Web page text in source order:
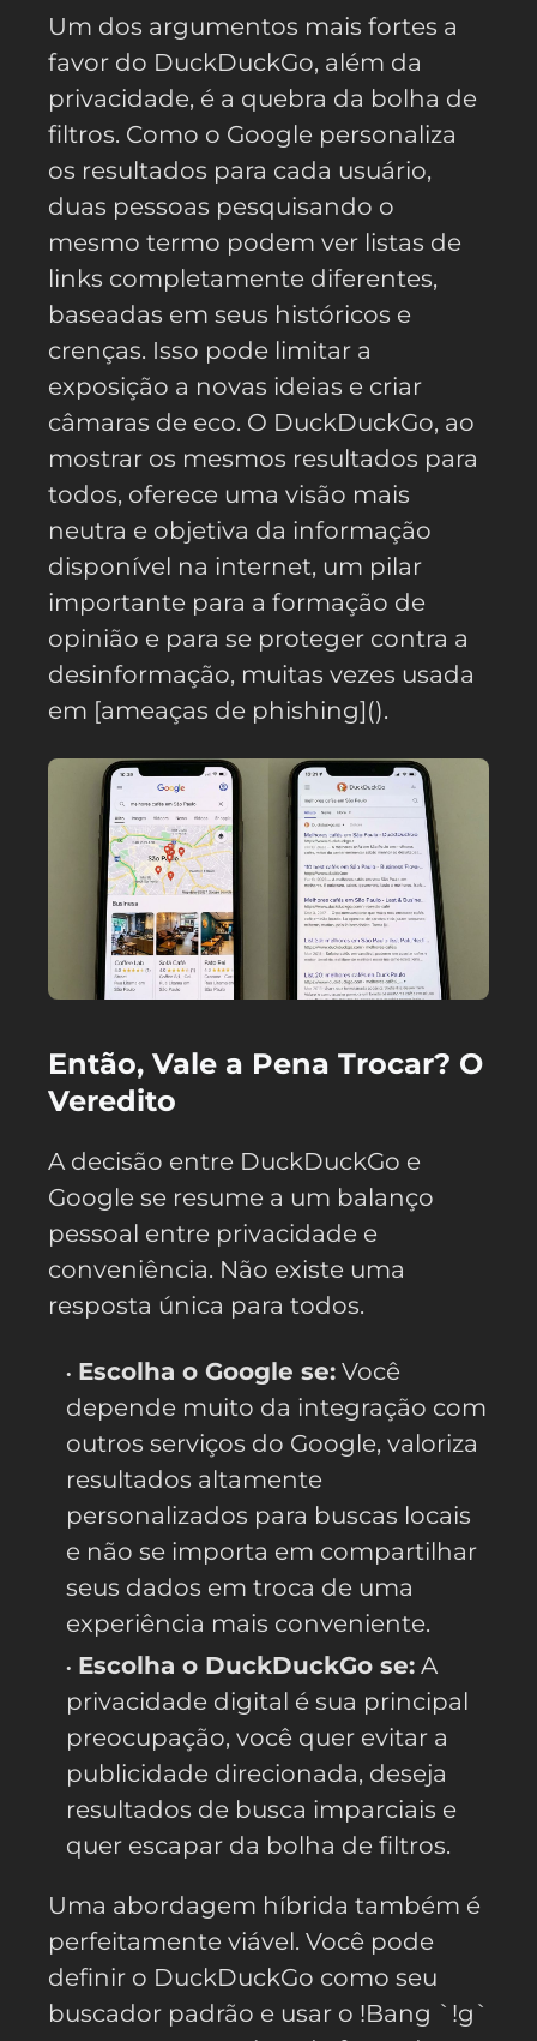
Um dos argumentos mais fortes a
favor do DuckDuckGo, além da
privacidade, é a quebra da bolha de
filtros. Como o Google personaliza
os resultados para cada usuário,
duas pessoas pesquisando o
mesmo termo podem ver listas de
links completamente diferentes,
baseadas em seus históricos e
crenças. Isso pode limitar a
exposição a novas ideias e criar
câmaras de eco. O DuckDuckGo, ao
mostrar os mesmos resultados para
todos, oferece uma visão mais
neutra e objetiva da informação
disponível na internet, um pilar
importante para a formação de
opinião e para se proteger contra a
desinformação, muitas vezes usada
em [ameaças de phishing]().
Então, Vale a Pena Trocar? O
Veredito
A decisão entre DuckDuckGo e
Google se resume a um balanço
pessoal entre privacidade e
conveniência. Não existe uma
resposta única para todos.
Escolha o Google se: Você
depende muito da integração com
outros serviços do Google, valoriza
resultados altamente
personalizados para buscas locais
e não se importa em compartilhar
seus dados em troca de uma
experiência mais conveniente.
Escolha o DuckDuckGo se: A
privacidade digital é sua principal
preocupação, você quer evitar a
publicidade direcionada, deseja
resultados de busca imparciais e
quer escapar da bolha de filtros.
Uma abordagem híbrida também é
perfeitamente viável. Você pode
definir o DuckDuckGo como seu
buscador padrão e usar o !Bang `!g`